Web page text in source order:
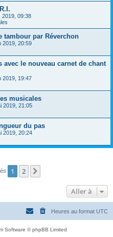
2019, 09:38
tambour par Réverchon
2019, 20:59
avec le nouveau carnet de chant
2019, 19:47
musicales
2019, 21:05
du pas
2019, 20:24
1 2
Aller à
Heures au format UTC
Software © phpBB Limited